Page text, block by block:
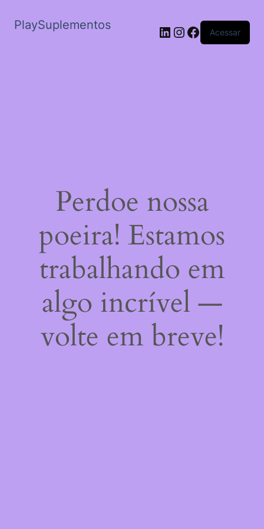
PlaySuplementos LinkedIn
Instagram
Facebook
Acessar
Perdoe nossa
poeira! Estamos
trabalhando em
algo incrível —
volte em breve!